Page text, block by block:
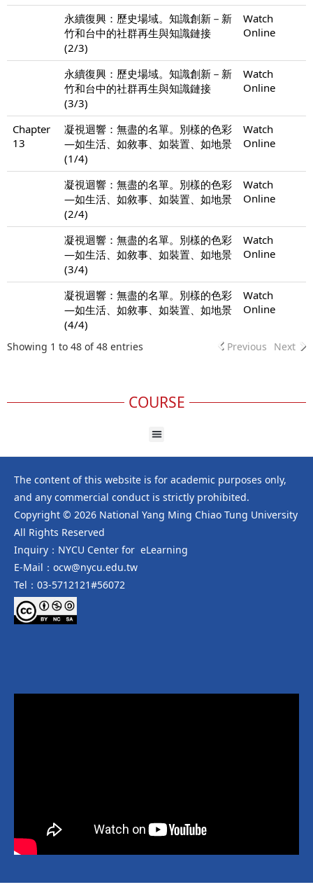
永續復興：歷史場域。知識創新－新
竹和台中的社群再生與知識鏈接
(2/3)
Watch
Online
永續復興：歷史場域。知識創新－新
竹和台中的社群再生與知識鏈接
(3/3)
Watch
Online
Chapter
13
凝視迴響：無盡的名單。別樣的色彩
—如生活、如敘事、如裝置、如地景
(1/4)
Watch
Online
凝視迴響：無盡的名單。別樣的色彩
—如生活、如敘事、如裝置、如地景
(2/4)
Watch
Online
凝視迴響：無盡的名單。別樣的色彩
—如生活、如敘事、如裝置、如地景
(3/4)
Watch
Online
凝視迴響：無盡的名單。別樣的色彩
—如生活、如敘事、如裝置、如地景
(4/4)
Watch
Online
Showing 1 to 48 of 48 entries Previous Next
COURSE
The content of this website is for academic purposes only,
and any commercial conduct is strictly prohibited.
Copyright © 2026 National Yang Ming Chiao Tung University
All Rights Reserved
Inquiry：NYCU Center for eLearning
E-Mail：ocw@nycu.edu.tw
Tel：03-5712121#56072